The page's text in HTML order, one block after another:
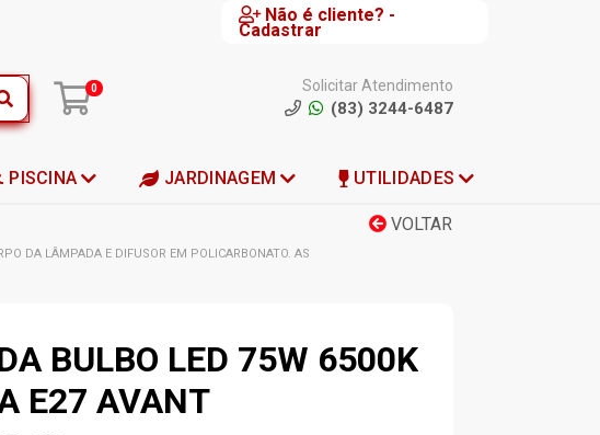
Não é cliente? -
Cadastrar
0 Solicitar Atendimento
(83) 3244-6487
PISCINA JARDINAGEM UTILIDADES
VOLTAR
DA LÂMPADA E DIFUSOR EM POLICARBONATO. AS
BULBO LED 75W 6500K
E27 AVANT